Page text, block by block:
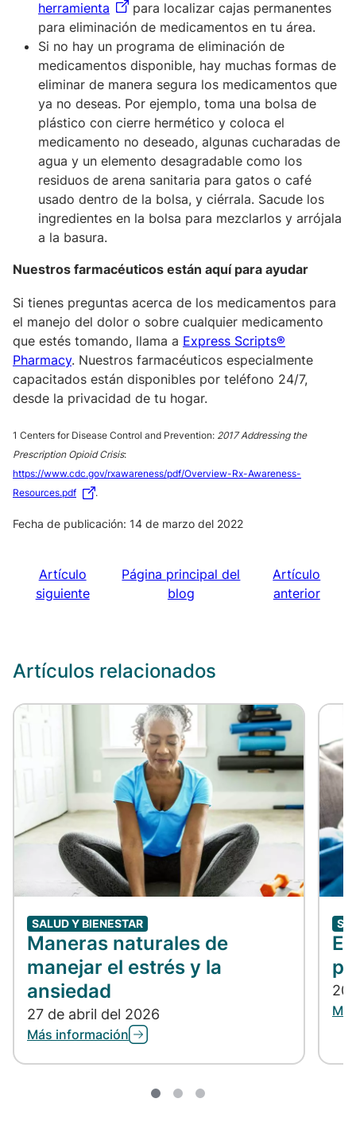
herramienta
para localizar cajas permanentes
para eliminación de medicamentos en tu área.
Si no hay un programa de eliminación de
medicamentos disponible, hay muchas formas de
eliminar de manera segura los medicamentos que
ya no deseas. Por ejemplo, toma una bolsa de
plástico con cierre hermético y coloca el
medicamento no deseado, algunas cucharadas de
agua y un elemento desagradable como los
residuos de arena sanitaria para gatos o café
usado dentro de la bolsa, y ciérrala. Sacude los
ingredientes en la bolsa para mezclarlos y arrójala
a la basura.
Nuestros farmacéuticos están aquí para ayudar
Si tienes preguntas acerca de los medicamentos para
el manejo del dolor o sobre cualquier medicamento
que estés tomando, llama a Express Scripts®
Pharmacy. Nuestros farmacéuticos especialmente
capacitados están disponibles por teléfono 24/7,
desde la privacidad de tu hogar.
1 Centers for Disease Control and Prevention: 2017 Addressing the
Prescription Opioid Crisis:
https://www.cdc.gov/rxawareness/pdf/Overview-Rx-Awareness-
Resources.pdf
.
Fecha de publicación: 14 de marzo del 2022
Artículo
siguiente
Página principal del
blog
Artículo
anterior
Artículos relacionados
SALUD Y BIENESTAR
Maneras naturales de
manejar el estrés y la
ansiedad
27 de abril del 2026
Más información
20